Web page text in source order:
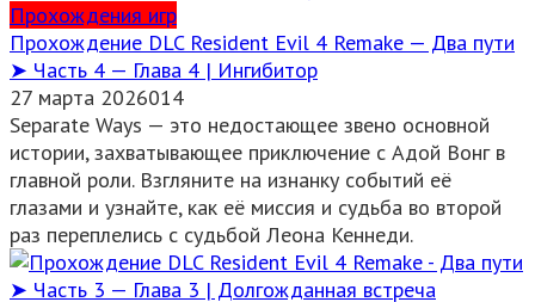
Прохождения игр
Прохождение DLC Resident Evil 4 Remake — Два пути
➤ Часть 4 — Глава 4 | Ингибитор
27 марта 2026014
Separate Ways — это недостающее звено основной
истории, захватывающее приключение с Адой Вонг в
главной роли. Взгляните на изнанку событий её
глазами и узнайте, как её миссия и судьба во второй
раз переплелись с судьбой Леона Кеннеди.